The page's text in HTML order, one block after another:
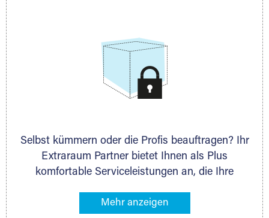
Selbst kümmern oder die Profis beauftragen? Ihr
Extraraum Partner bietet Ihnen als Plus
komfortable Serviceleistungen an, die Ihre
gehören z. B. Verpackungsservice, Lieferung von